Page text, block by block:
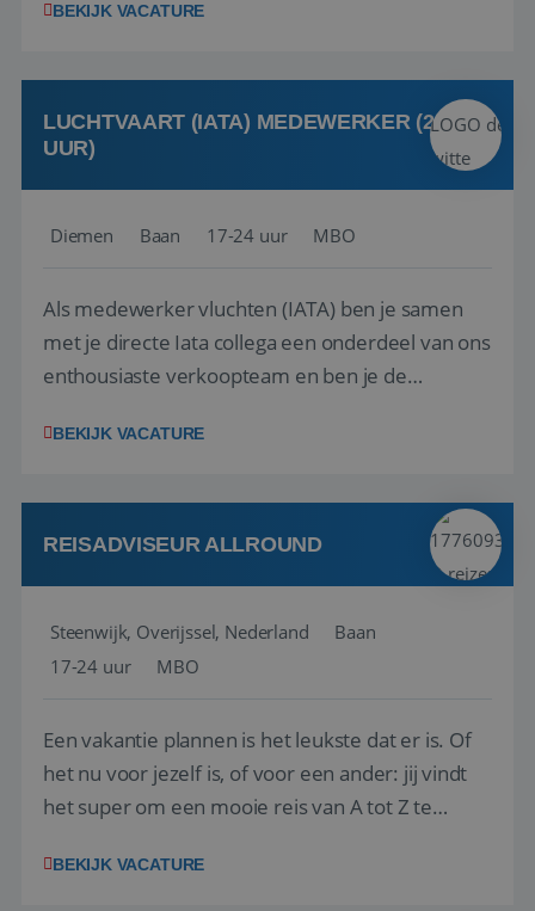
het samenstellen en boeken van de perfecte
deze onderdelen zijn nu samen gevoegd...
BEKIJK VACATURE
LUCHTVAART (IATA) MEDEWERKER (24-32
UUR)
Diemen Baan 17-24 uur MBO
Als medewerker vluchten (IATA) ben je samen
met je directe Iata collega een onderdeel van ons
enthousiaste verkoopteam en ben je de
en tarieven waar je collega’s niet uitkomen.
kwaliteitsbewaking van alles wat met IATA te m...
BEKIJK VACATURE
REISADVISEUR ALLROUND
Steenwijk, Overijssel, Nederland
Baan
17-24 uur
MBO
Een vakantie plannen is het leukste dat er is. Of
het nu voor jezelf is, of voor een ander: jij vindt
het super om een mooie reis van A tot Z te
vakantiegangers de meest prachtige plekjes op
BEKIJK VACATURE